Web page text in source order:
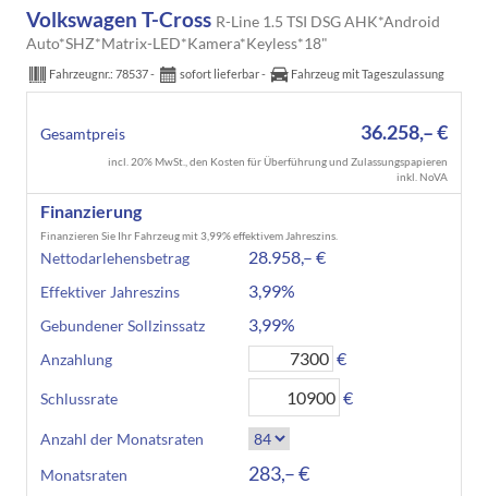
Volkswagen T-Cross R-Line 1.5 TSI DSG AHK*Android
Auto*SHZ*Matrix-LED*Kamera*Keyless*18"
Fahrzeugnr.: 78537 sofort lieferbar Fahrzeug mit Tageszulassung
Gesamtpreis 36.258,– €
incl. 20% MwSt., den Kosten für Überführung und Zulassungspapieren
inkl. NoVA
Finanzierung
Finanzieren Sie Ihr Fahrzeug mit 3,99% effektivem Jahreszins.
Nettodarlehensbetrag 28.958,– €
Effektiver Jahreszins 3,99%
Gebundener Sollzinssatz 3,99%
Anzahlung €
Schlussrate €
Anzahl der Monatsraten
Monatsraten
283,– €